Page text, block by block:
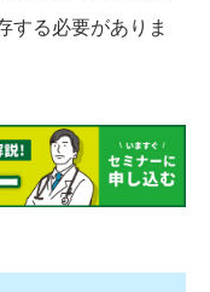
する必要がありま